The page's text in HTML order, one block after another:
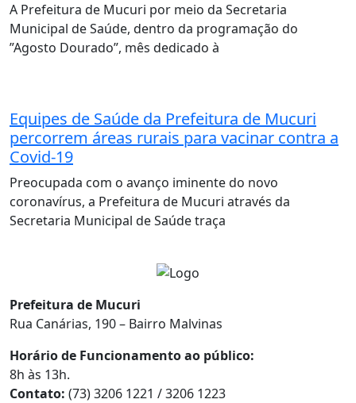
A Prefeitura de Mucuri por meio da Secretaria
Municipal de Saúde, dentro da programação do
”Agosto Dourado”, mês dedicado à
Equipes de Saúde da Prefeitura de Mucuri
percorrem áreas rurais para vacinar contra a
Covid-19
Preocupada com o avanço iminente do novo
coronavírus, a Prefeitura de Mucuri através da
Secretaria Municipal de Saúde traça
Prefeitura de Mucuri
Rua Canárias, 190 – Bairro Malvinas
Horário de Funcionamento ao público:
8h às 13h.
Contato: (73) 3206 1221 / 3206 1223